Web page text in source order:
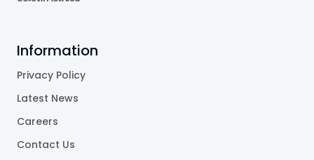
Information
Privacy Policy
Latest News
Careers
Contact Us